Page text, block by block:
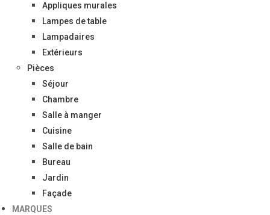
Appliques murales
Lampes de table
Lampadaires
Extérieurs
Pièces
Séjour
Chambre
Salle à manger
Cuisine
Salle de bain
Bureau
Jardin
Façade
MARQUES